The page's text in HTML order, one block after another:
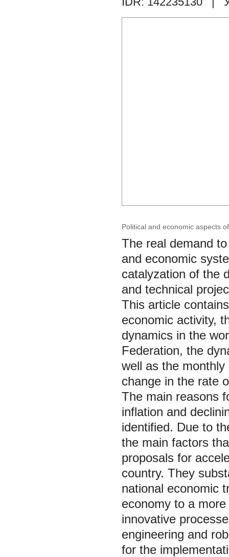
Political and economic aspects
The real demand
and economic
catalyzation of the
and technical
This article
economic activity,
dynamics in the
Federation, the
well as the
change in the rate
The main reasons
inflation and
identified. Due to
the main factors
proposals for
country. They
national economic
economy to a
innovative
engineering and
for the